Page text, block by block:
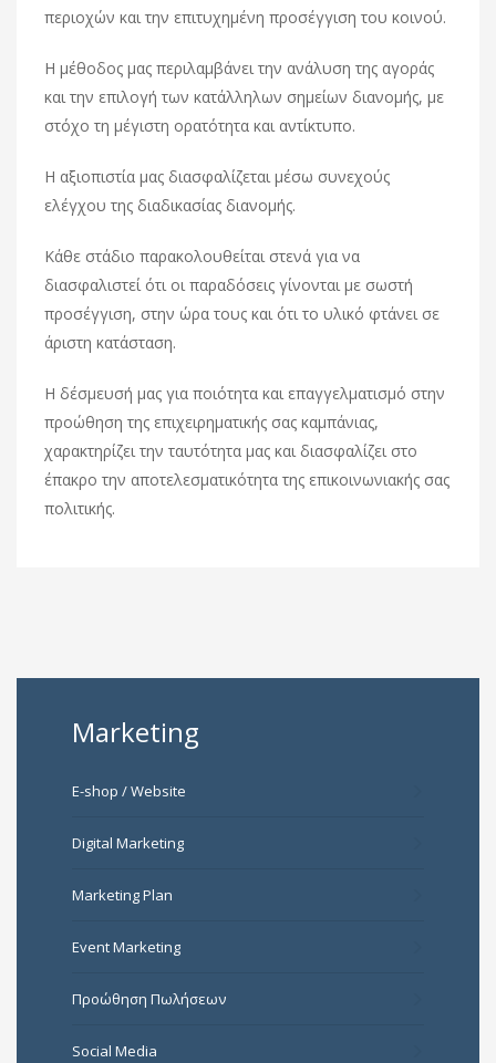
περιοχών και την επιτυχημένη προσέγγιση του κοινού.
Η μέθοδος μας περιλαμβάνει την ανάλυση της αγοράς
και την επιλογή των κατάλληλων σημείων διανομής, με
στόχο τη μέγιστη ορατότητα και αντίκτυπο.
Η αξιοπιστία μας διασφαλίζεται μέσω συνεχούς
ελέγχου της διαδικασίας διανομής.
Κάθε στάδιο παρακολουθείται στενά για να
διασφαλιστεί ότι οι παραδόσεις γίνονται με σωστή
προσέγγιση, στην ώρα τους και ότι το υλικό φτάνει σε
άριστη κατάσταση.
Η δέσμευσή μας για ποιότητα και επαγγελματισμό στην
προώθηση της επιχειρηματικής σας καμπάνιας,
χαρακτηρίζει την ταυτότητα μας και διασφαλίζει στο
έπακρο την αποτελεσματικότητα της επικοινωνιακής σας
πολιτικής.
Marketing
E-shop / Website
Digital Marketing
Marketing Plan
Event Marketing
Προώθηση Πωλήσεων
Social Media